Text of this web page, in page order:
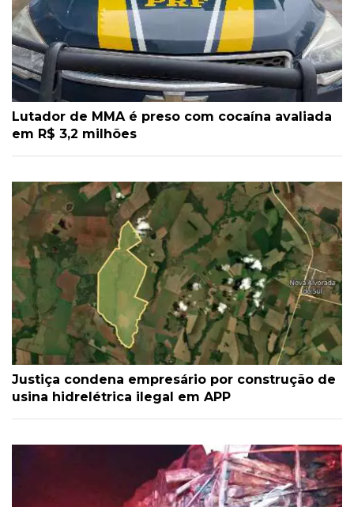
Lutador de MMA é preso com cocaína avaliada
em R$ 3,2 milhões
Justiça condena empresário por construção de
usina hidrelétrica ilegal em APP